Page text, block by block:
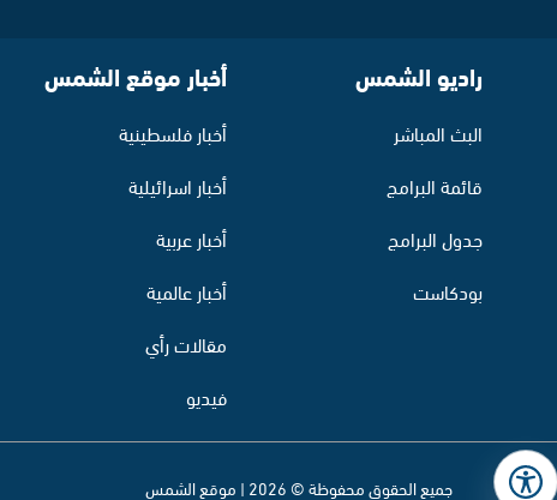
راديو الشمس
البث المباشر
قائمة البرامج
جدول البرامج
بودكاست
أخبار موقع الشمس
أخبار فلسطينية
أخبار اسرائيلية
أخبار عربية
أخبار عالمية
مقالات رأي
فيديو
جميع الحقوق محفوظة © 2026 | موقع الشمس